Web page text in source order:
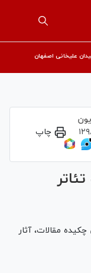
علیخانی اصفهان
چاپ
مقالات، آثار